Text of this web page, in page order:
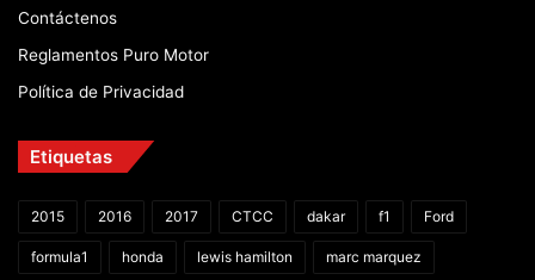
Contáctenos
Reglamentos Puro Motor
Política de Privacidad
Etiquetas
2015 2016 2017 CTCC dakar f1 Ford
formula1 honda lewis hamilton marc marquez